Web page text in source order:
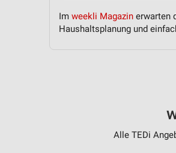
Im weekli Magazin erwarten
Haushaltsplanung und
Alle TEDi